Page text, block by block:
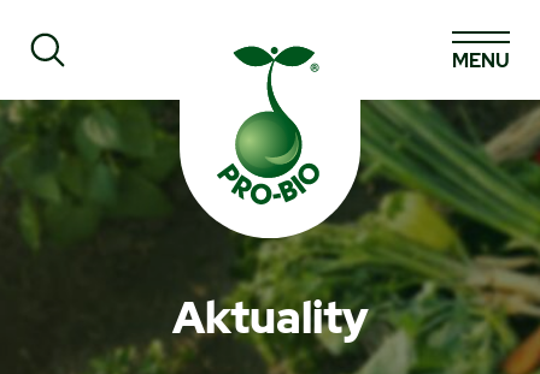
Prohledat PRO-BIO
MENU
Aktuality